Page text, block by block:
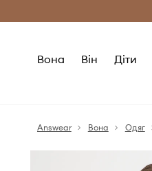
Вона Він Діти
Answear Вона Одяг